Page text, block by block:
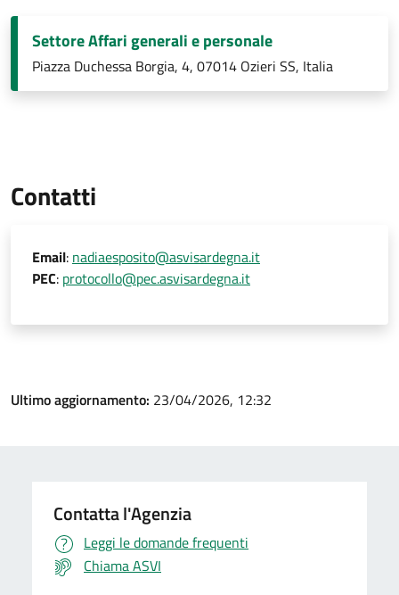
Settore Affari generali e personale
Piazza Duchessa Borgia, 4, 07014 Ozieri SS, Italia
Contatti
Email: nadiaesposito@asvisardegna.it
PEC: protocollo@pec.asvisardegna.it
Ultimo aggiornamento: 23/04/2026, 12:32
Contatta l'Agenzia
Leggi le domande frequenti
Chiama ASVI